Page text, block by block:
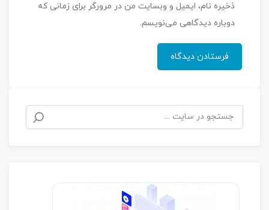
ذخیره نام، ایمیل و وبسایت من در مرورگر برای زمانی که
دوباره دیدگاهی می‌نویسم.